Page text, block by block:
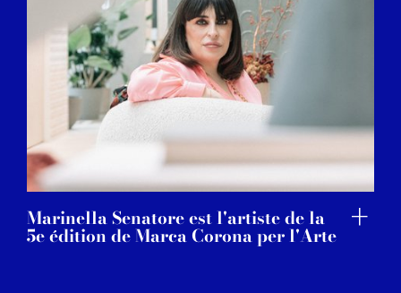
Marinella Senatore est l'artiste de la
5e édition de Marca Corona per l'Arte